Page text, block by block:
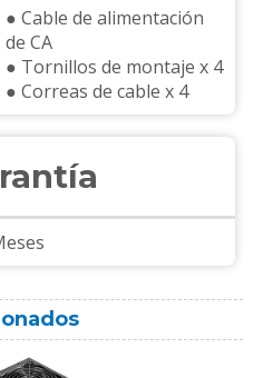
● Cable de alimentación
de CA
● Tornillos de montaje x 4
● Correas de cable x 4